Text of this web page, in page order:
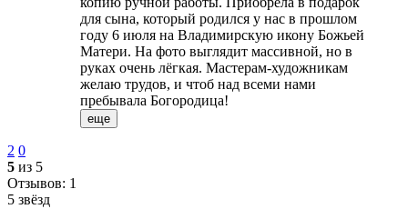
для сына, который родился у нас в прошлом
году 6 июля на Владимирскую икону Божьей
Матери. На фото выглядит массивной, но в
руках очень лёгкая. Мастерам-художникам
желаю трудов, и чтоб над всеми нами
пребывала Богородица!
еще
2 0
5 из 5
Отзывов: 1
5 звёзд